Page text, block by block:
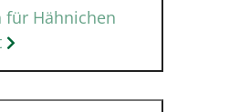
für Hähnichen